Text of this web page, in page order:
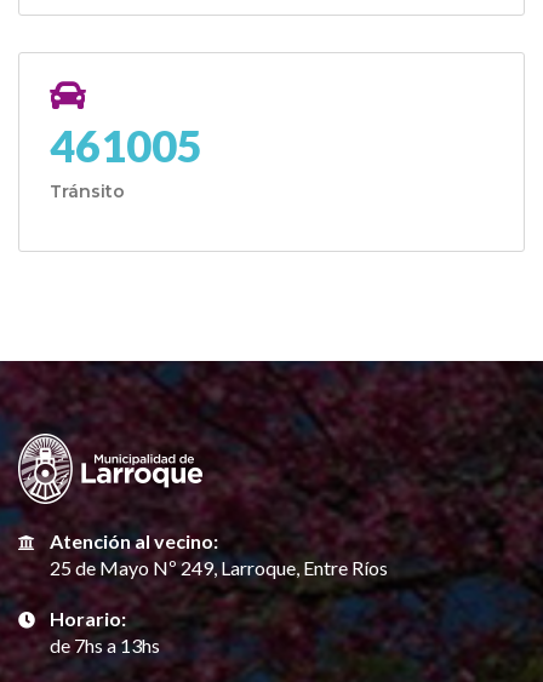
461005
Tránsito
Atención al vecino:
25 de Mayo Nº 249, Larroque, Entre Ríos
Horario:
de 7hs a 13hs